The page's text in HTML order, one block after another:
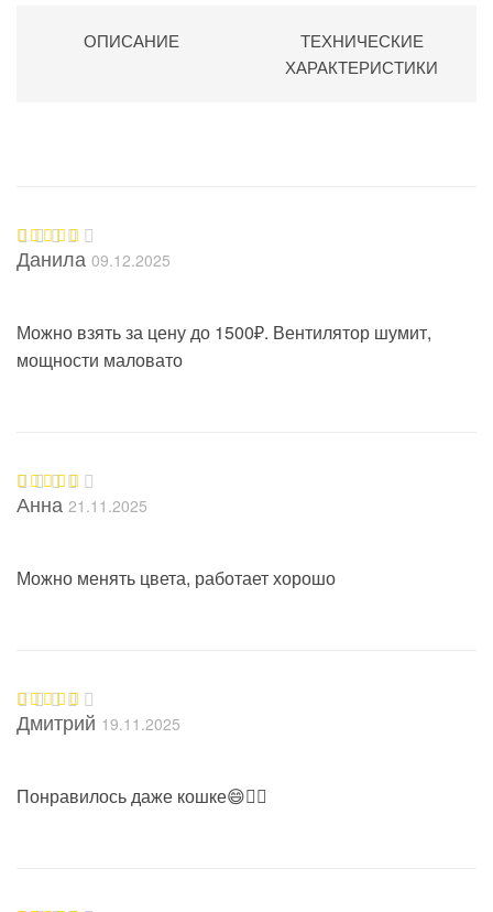
ОПИСАНИЕ
ТЕХНИЧЕСКИЕ
ХАРАКТЕРИСТИКИ
Оценка5
Данила 09.12.2025
Можно взять за цену до 1500₽. Вентилятор шумит,
мощности маловато
Оценка 5
Анна 21.11.2025
Можно менять цвета, работает хорошо
Оценка 5
Дмитрий 19.11.2025
Понравилось даже кошке😄👍🏻